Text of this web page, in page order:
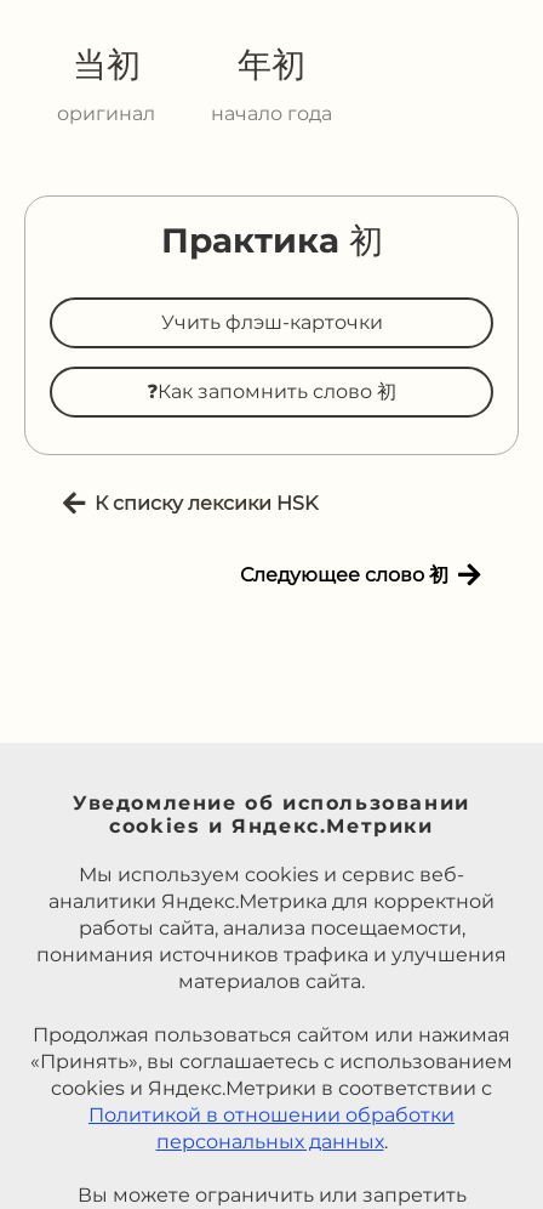
当初
оригинал
年初
начало года
Практика 初
Учить флэш-карточки
❓Как запомнить слово 初
К списку лексики HSK
Следующее слово 初
Уведомление об использовании
cookies и Яндекс.Метрики
Мы используем cookies и сервис веб-
аналитики Яндекс.Метрика для корректной
работы сайта, анализа посещаемости,
понимания источников трафика и улучшения
материалов сайта.
Продолжая пользоваться сайтом или нажимая
«Принять», вы соглашаетесь с использованием
cookies и Яндекс.Метрики в соответствии с
Политикой в отношении обработки
персональных данных.
Вы можете ограничить или запретить